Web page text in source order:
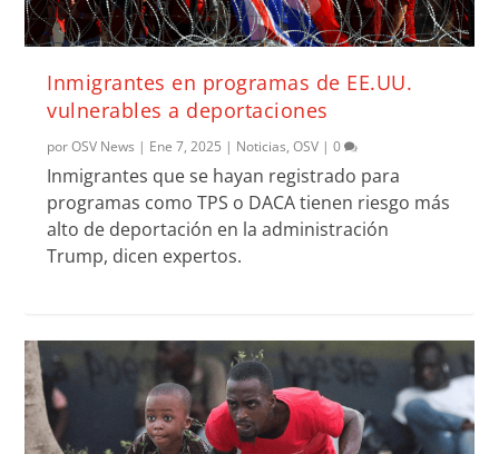
Inmigrantes en programas de EE.UU.
vulnerables a deportaciones
porOSV News | Ene 7, 2025 | Noticias,OSV |0
Inmigrantes que se hayan registrado para
programas como TPS o DACA tienen riesgo más
alto de deportación en la administración
Trump, dicen expertos.